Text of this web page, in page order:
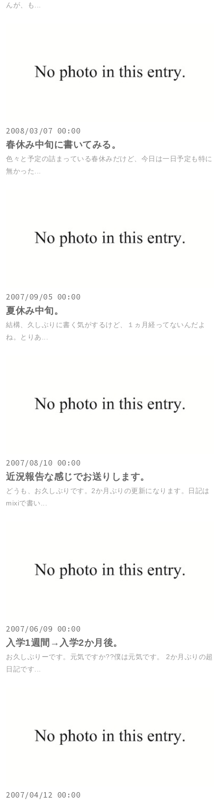
んが、も...
2008/03/07 00:00
春休み中旬に書いてみる。
色々と予定の詰まっている春休みだけど、今日は一日予定も特に
無かった...
2007/09/05 00:00
夏休み中旬。
結構、久しぶりに書く気がするけど、１ヵ月経ってないんだよ
ね。とりあ...
2007/08/10 00:00
近況報告な感じでお送りします。
どうも、お久しぶりです。2か月ぶりの更新になります。日記は
mixiで書い...
2007/06/09 00:00
入学1週間→入学2か月後。
お久しぶりーです。元気ですか??僕は元気です。 2か月ぶりの超
日記です...
2007/04/12 00:00